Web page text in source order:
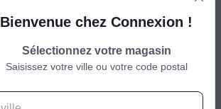
Bienvenue chez Connexion !
Sélectionnez votre magasin
Saisissez votre ville ou votre code postal